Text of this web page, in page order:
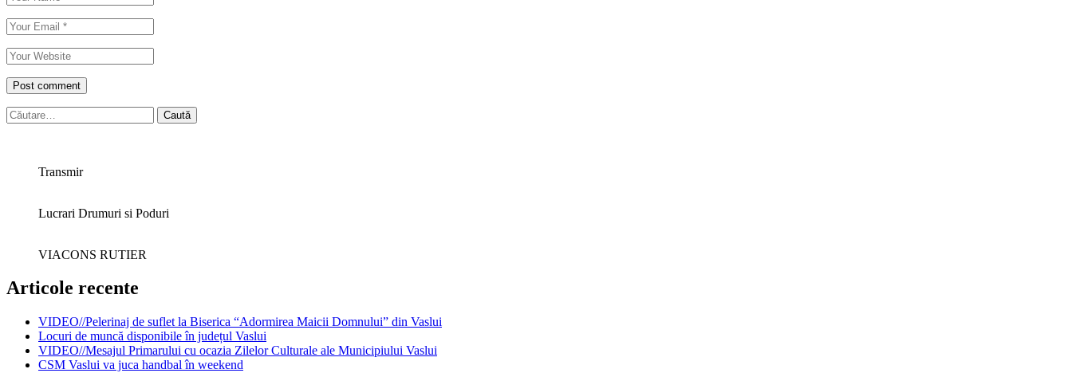
Caută
după:
Transmir
Lucrari Drumuri si Poduri
VIACONS RUTIER
Articole recente
VIDEO//Pelerinaj de suflet la Biserica “Adormirea Maicii Domnului” din Vaslui
Locuri de muncă disponibile în județul Vaslui
VIDEO//Mesajul Primarului cu ocazia Zilelor Culturale ale Municipiului Vaslui
CSM Vaslui va juca handbal în weekend